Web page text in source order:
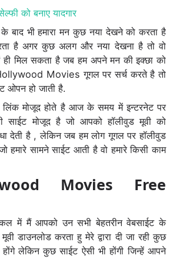
को बनाए यादगार
बाद भी हमारा मन कुछ नया देखने को करता है
है अगर कुछ अलग और नया देखना है तो वो
ही मिल सकता है जब हम अपने मन की इक्छा को
Movies गूगल पर सर्च करते है तो
ओपन हो जाती है.
लिंक मोजूद होते है आज के समय में इन्टरनेट पर
साईट मोजूद है जो आपको हॉलीवुड मूवी को
देती है , लेकिन जब हम लोग गूगल पर हॉलीवुड
हमारे सामने साईट आती है वो हमारे किसी काम
Movies Free
में मैं आपको उन सभी बेहतरीन वेबसाईट के
डाउनलोड करता हु मेरे द्वारा दी जा रही कुछ
लेकिन कुछ साईट ऐसी भी होंगी जिन्हें आपने